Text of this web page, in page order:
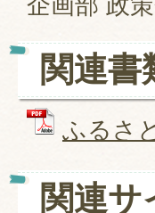
関連
ふるさ
関連